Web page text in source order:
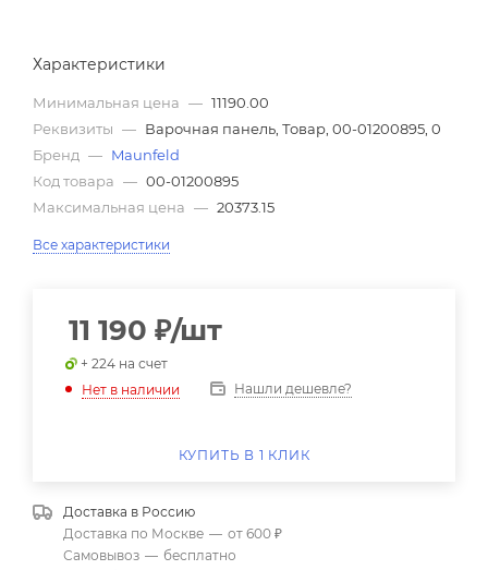
Характеристики
Минимальная цена — 11190.00
Реквизиты — Варочная панель, Товар, 00-01200895, 0
Бренд — Maunfeld
Код товара — 00-01200895
Максимальная цена — 20373.15
Все характеристики
11 190 ₽/шт
+ 224 на счет
Нет в наличии
Нашли дешевле?
КУПИТЬ В 1 КЛИК
Доставка в Россию
Доставка по Москве — от 600 ₽
Самовывоз — бесплатно